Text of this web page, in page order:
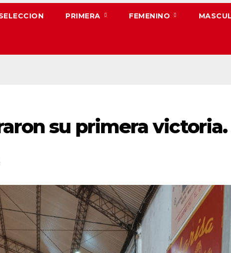
PRIMERA FEMENINO
su primera victoria.